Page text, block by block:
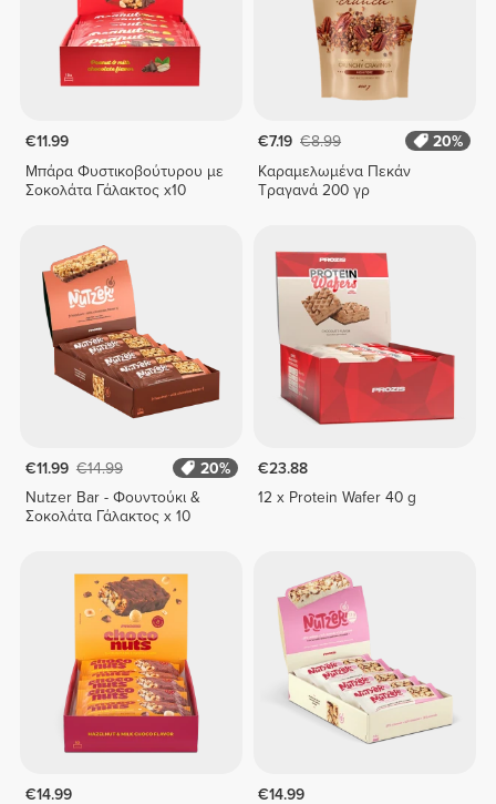
€11.99
Μπάρα Φυστικοβούτυρου με
Σοκολάτα Γάλακτος x10
€7.19 €8.99
20%
Καραμελωμένα Πεκάν
Τραγανά 200 γρ
€11.99 €14.99
20%
Nutzer Bar - Φουντούκι &
Σοκολάτα Γάλακτος x 10
€23.88
12 x Protein Wafer 40 g
€14.99 €14.99